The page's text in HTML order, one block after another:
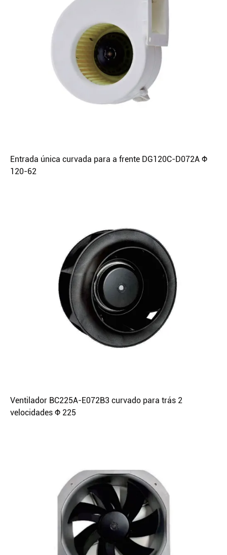
Entrada única curvada para a frente DG120C-D072A Φ
120-62
Ventilador BC225A-E072B3 curvado para trás 2
velocidades Φ 225